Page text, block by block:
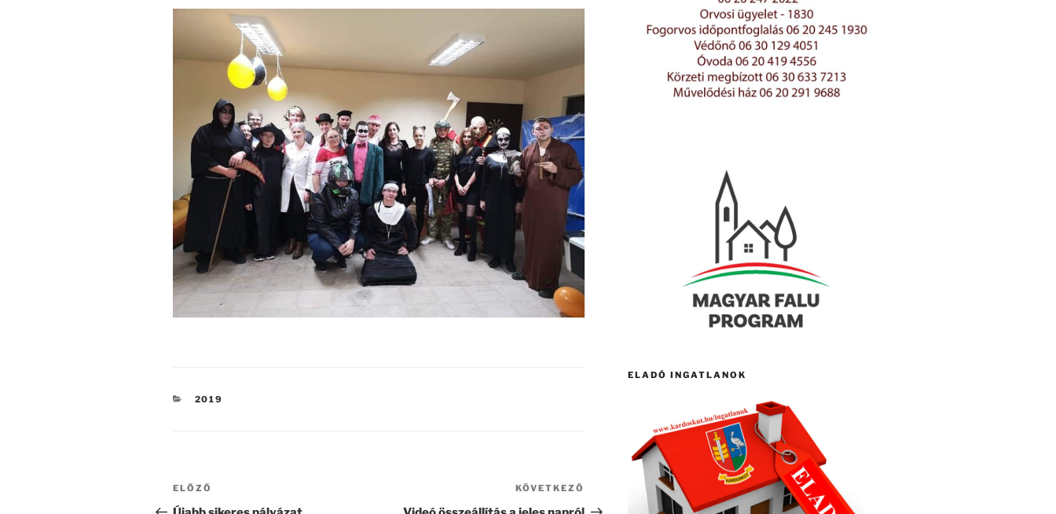
KATEGÓRIÁK
2019
Bejegyzés
Korábbi
bejegyzés
ELŐZŐ
Következő
bejegyzés
KÖVETKEZŐ
ELADÓ INGATLANOK